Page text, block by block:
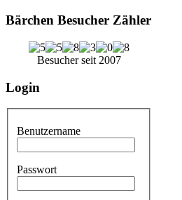
Bärchen Besucher Zähler
Besucher seit 2007
Login
Benutzername
Passwort